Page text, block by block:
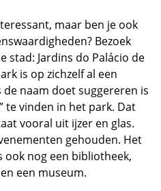
maar ben je ook
Bezoek
stad: Jardins do Palácio de
is op zichzelf al een
naam doet suggereren is
te vinden in het park. Dat
vooral uit ijzer en glas.
gehouden. Het
ook nog een bibliotheek,
een museum.